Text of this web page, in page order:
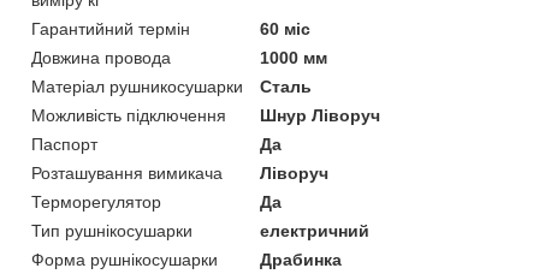
Гарантийний термін
60 міс
Довжина провода
1000 мм
Матеріал рушникосушарки
Сталь
Можливість підключення
Шнур Ліворуч
Паспорт
Да
Розташування вимикача
Ліворуч
Терморегулятор
Да
Тип рушнікосушарки
електричний
Форма рушнікосушарки
Драбинка